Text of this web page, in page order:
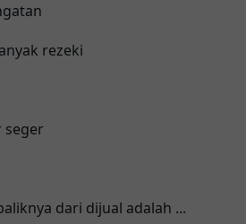
rezeki
seger
dari dijual adalah ...